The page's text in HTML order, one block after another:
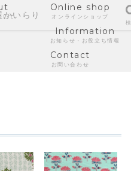
いて
Online shop
オンラインショップ
Information
お知らせ・お役立ち情報
Contact
お問い合わせ
いらり